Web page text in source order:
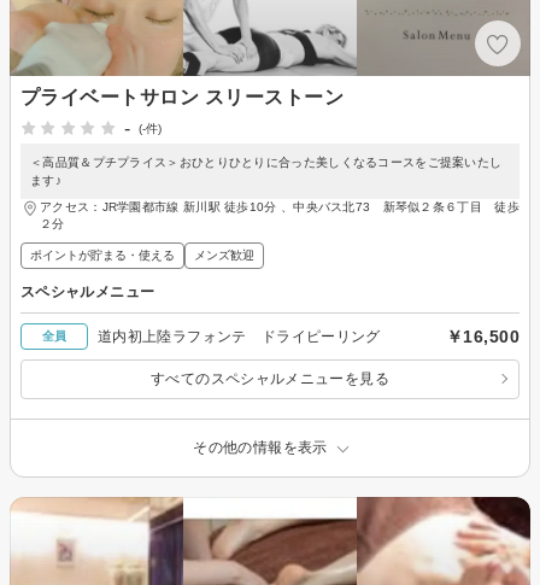
プライベートサロン スリーストーン
-
(-件)
＜高品質＆プチプライス＞おひとりひとりに合った美しくなるコースをご提案いたし
ます♪
アクセス：JR学園都市線 新川駅 徒歩10分 、中央バス北73 新琴似２条６丁目 徒歩
２分
ポイントが貯まる・使える メンズ歓迎
スペシャルメニュー
全員 道内初上陸ラフォンテ ドライピーリング ￥16,500
すべてのスペシャルメニューを見る
その他の情報を表示